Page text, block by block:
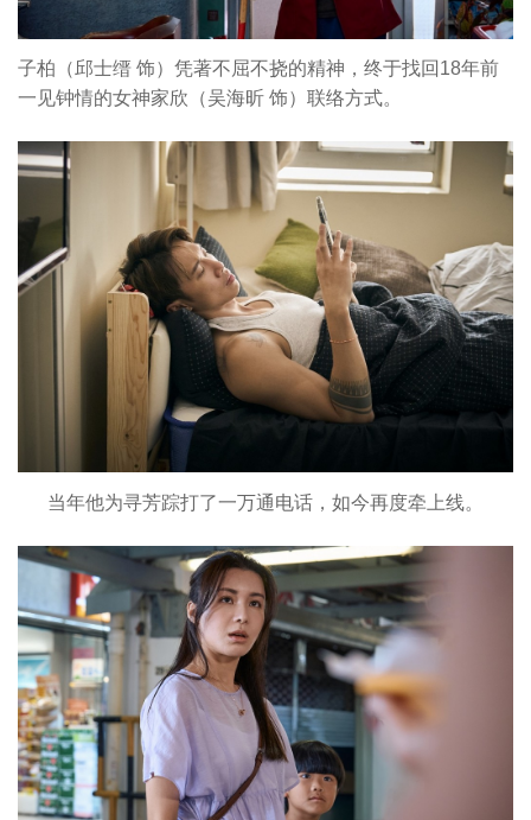
子柏（邱士缙 饰）凭著不屈不挠的精神，终于找回18年前
一见钟情的女神家欣（吴海昕 饰）联络方式。
当年他为寻芳踪打了一万通电话，如今再度牵上线。